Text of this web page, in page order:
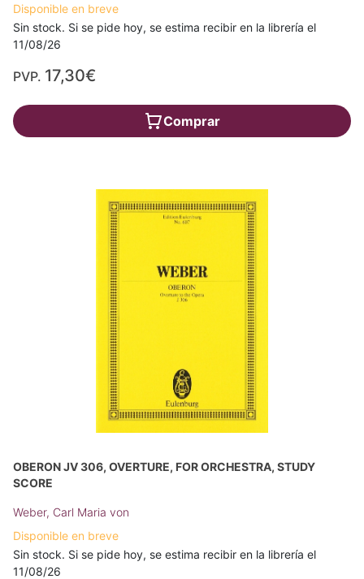
Disponible en breve
Sin stock. Si se pide hoy, se estima recibir en la librería el
11/08/26
PVP. 17,30€
Comprar
OBERON JV 306, OVERTURE, FOR ORCHESTRA, STUDY
SCORE
Weber, Carl Maria von
Disponible en breve
Sin stock. Si se pide hoy, se estima recibir en la librería el
11/08/26